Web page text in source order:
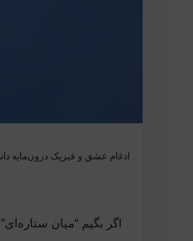
ادغام عشق و فیزیک درون‌مایه
اگر بگیم “میان